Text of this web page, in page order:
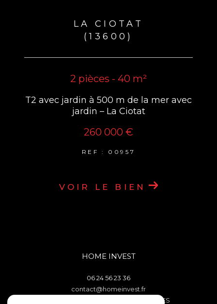
LA CIOTAT
(13600)
2 pièces - 40 m²
T2 avec jardin à 500 m de la mer avec
jardin – La Ciotat
260 000 €
REF : 00957
VOIR LE BIEN
HOME INVEST
06 24 56 23 36
contact@homeinvest.fr
106 TRAVERSE DES FENETRES ROUGES